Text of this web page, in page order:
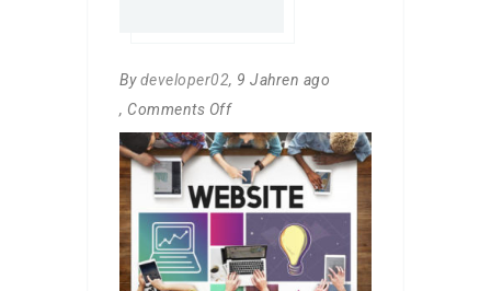
By developer02, 9 Jahren ago
, Comments Off